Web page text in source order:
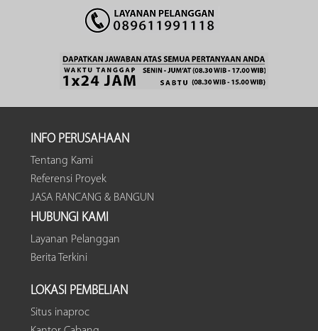
INFO PERUSAHAAN
Tentang Kami
Referensi Proyek
JASA RANCANG & BANGUN
HUBUNGI KAMI
Layanan Pelanggan
Berita Terkini
LOKASI PEMBELIAN
Situs inaproc